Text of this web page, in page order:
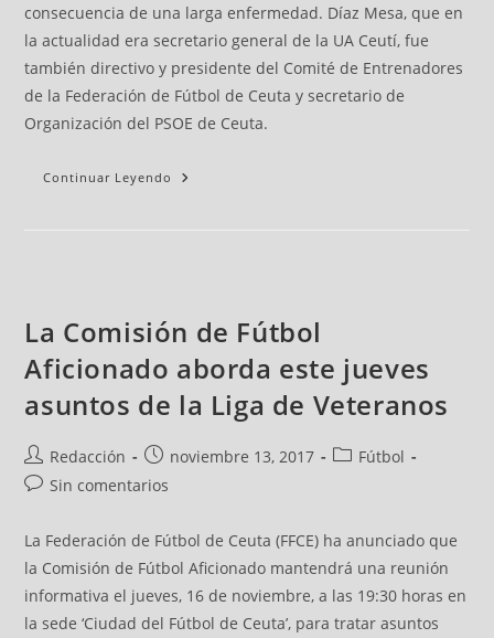
consecuencia de una larga enfermedad. Díaz Mesa, que en
la actualidad era secretario general de la UA Ceutí, fue
también directivo y presidente del Comité de Entrenadores
de la Federación de Fútbol de Ceuta y secretario de
Organización del PSOE de Ceuta.
Continuar Leyendo
La Comisión de Fútbol
Aficionado aborda este jueves
asuntos de la Liga de Veteranos
Redacción noviembre 13, 2017
Fútbol
Sin comentarios
La Federación de Fútbol de Ceuta (FFCE) ha anunciado que
la Comisión de Fútbol Aficionado mantendrá una reunión
informativa el jueves, 16 de noviembre, a las 19:30 horas en
la sede ‘Ciudad del Fútbol de Ceuta’, para tratar asuntos